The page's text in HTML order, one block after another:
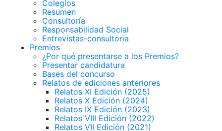
Colegios
Resumen
Consultoría
Responsabilidad Social
Entrevistas-consultoria
Premios
¿Por qué presentarse a los Premios?
Presentar candidatura
Bases del concurso
Relatos de ediciones anteriores
Relatos XI Edición (2025)
Relatos X Edición (2024)
Relatos IX Edición (2023)
Relatos VIII Edición (2022)
Relatos VII Edición (2021)